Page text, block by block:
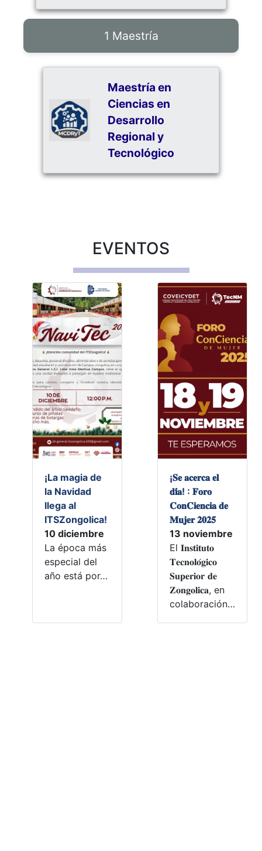
1 Maestría
Maestría en
Ciencias en
Desarrollo
Regional y
Tecnológico
EVENTOS
¡La magia de
la Navidad
llega al
ITSZongolica!
10 diciembre
La época más
especial del
año está por…
¡𝐒𝐞 𝐚𝐜𝐞𝐫𝐜𝐚 𝐞𝐥
𝐝𝐢́𝐚! : 𝐅𝐨𝐫𝐨
𝐂𝐨𝐧𝐂𝐢𝐞𝐧𝐜𝐢𝐚 𝐝𝐞
𝐌𝐮𝐣𝐞𝐫 𝟐𝟎𝟐𝟓
13 noviembre
El 𝐈𝐧𝐬𝐭𝐢𝐭𝐮𝐭𝐨
𝐓𝐞𝐜𝐧𝐨𝐥𝐨́𝐠𝐢𝐜𝐨
𝐒𝐮𝐩𝐞𝐫𝐢𝐨𝐫 𝐝𝐞
𝐙𝐨𝐧𝐠𝐨𝐥𝐢𝐜𝐚, en
colaboración…